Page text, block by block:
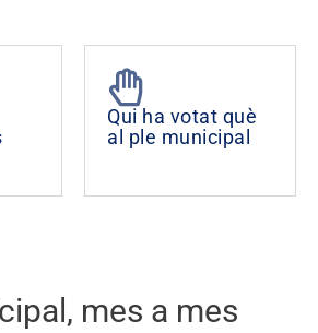
Qui ha votat què
al ple municipal
mes a mes